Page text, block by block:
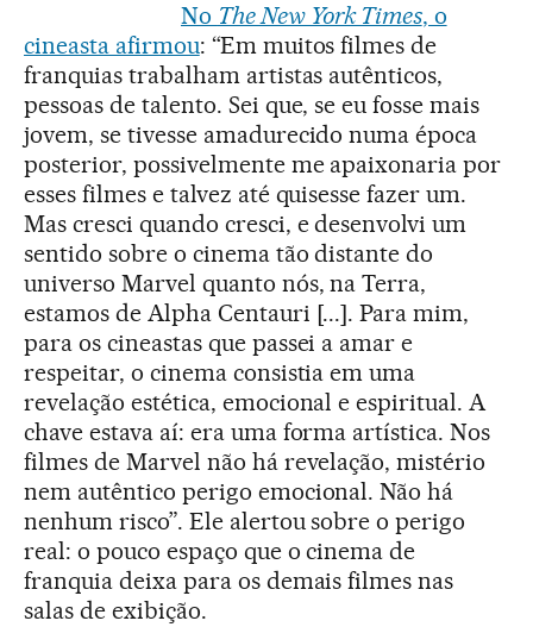
No The New York Times, o
cineasta afirmou: “Em muitos filmes de
franquias trabalham artistas autênticos,
pessoas de talento. Sei que, se eu fosse mais
jovem, se tivesse amadurecido numa época
posterior, possivelmente me apaixonaria por
esses filmes e talvez até quisesse fazer um.
Mas cresci quando cresci, e desenvolvi um
sentido sobre o cinema tão distante do
universo Marvel quanto nós, na Terra,
estamos de Alpha Centauri [...]. Para mim,
para os cineastas que passei a amar e
respeitar, o cinema consistia em uma
revelação estética, emocional e espiritual. A
chave estava aí: era uma forma artística. Nos
filmes de Marvel não há revelação, mistério
nem autêntico perigo emocional. Não há
nenhum risco”. Ele alertou sobre o perigo
real: o pouco espaço que o cinema de
franquia deixa para os demais filmes nas
salas de exibição.